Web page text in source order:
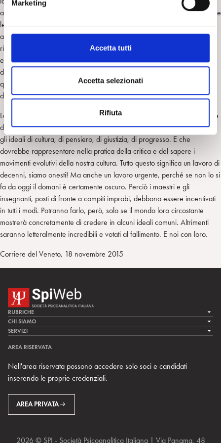
n
e
s
o
Marketing
Accetta tutti
Accetta selezionati
Rifiuta
attraente perché teorizza la diseguaglianza – persiste. Ritornano in auge
le religioni e le sette, ma finora anch’esse – a parte forse il tentativo
attuale di papa Bergoglio – poco entusiasmanti. Non dovremmo
ripensare (anche in termini operativi) agli ideali di giustizia sociale, di
eguaglianza, di solidarietà? Sì, dobbiamo farlo. Anche perché – per
dirla brutalmente – ci conviene. In che disastro ci troveremo quando un
quinto o un quarto della popolazione proverà questo tipo di
disperazione?
Lo strumento fondamentale di cui la Repubblica dispone è la scuola, che
deve essere messa in grado di risvegliare negli alunni l’entusiasmo per
gli ideali di cultura, di pensiero, di giustizia, di progresso. E che
dovrebbe rappresentare nella pratica della critica e del sapere i
movimenti evolutivi della nostra cultura. Tutto questo significa un lavoro di
decenni, siamo onesti! Ma anche un lavoro urgente, perché se non lo si
fa da oggi il domani è certamente oscuro. Perciò i maestri e gli
insegnanti, posti di fronte a compiti improbi, debbono essere incentivati
in tutti i modi. Potranno farlo, però, solo se il mondo loro circostante
mostrerà concretamente di credere in alcuni ideali comuni. Altrimenti
saranno letteralmente incredibili e votati al fallimento. E noi con loro.
Corriere del Veneto, 18 novembre 2015
RUBRICHE
LA CURA
LA RICERCA
MULTIMEDIA
CHI SIAMO
LA SPI
TEAM DI SPIWEB
CONTATTI
RIVISTE
SERVIZI
ARCHIVIO STORICO
AREA RISERVATA
Nell'area riservata possono accedere solo soci e candidati
inserendo le proprie credenziali.
AREA PRIVATA
2026 © SPI - Società Psicoanalitica Italiana | Via Panama, 48